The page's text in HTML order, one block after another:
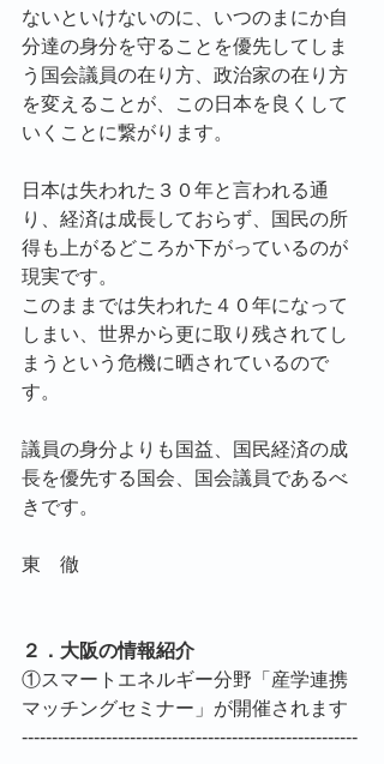
ないといけないのに、いつのまにか自
分達の身分を守ることを優先してしま
う国会議員の在り方、政治家の在り方
を変えることが、この日本を良くして
いくことに繋がります。
日本は失われた３０年と言われる通
り、経済は成長しておらず、国民の所
得も上がるどころか下がっているのが
現実です。
このままでは失われた４０年になって
しまい、世界から更に取り残されてし
まうという危機に晒されているので
す。
議員の身分よりも国益、国民経済の成
長を優先する国会、国会議員であるべ
きです。
東　徹
２．大阪の情報紹介
①スマートエネルギー分野「産学連携
マッチングセミナー」が開催されます
--------------------------------------------------------